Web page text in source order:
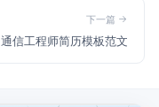
下一篇
通信工程师简历模板范文